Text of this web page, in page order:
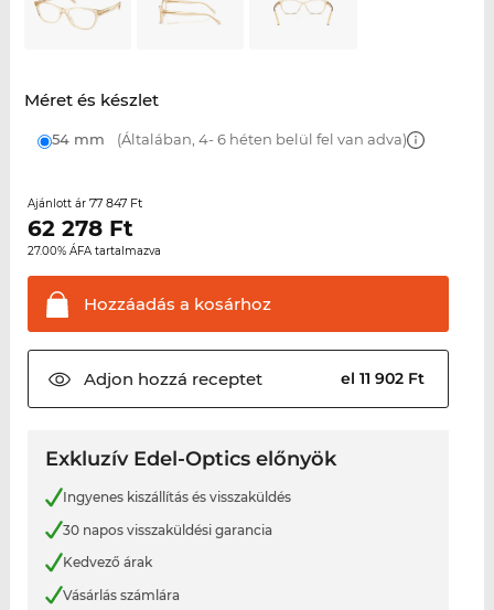
Méret és készlet
54 mm (Általában, 4- 6 héten belül fel van adva)
Ajánlott ár 77 847 Ft
62 278Ft
27.00% ÁFA tartalmazva
Hozzáadás a kosárhoz
Adjon hozzá receptet el 11 902 Ft
Exkluzív Edel-Optics előnyök
Ingyenes kiszállítás és visszaküldés
30 napos visszaküldési garancia
Kedvező árak
Vásárlás számlára